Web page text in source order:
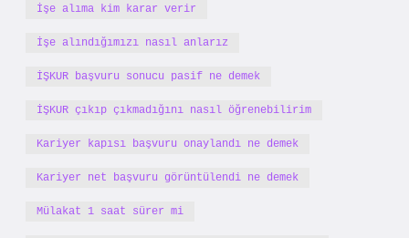
İşe alıma kim karar verir
İşe alındığımızı nasıl anlarız
İŞKUR başvuru sonucu pasif ne demek
İŞKUR çıkıp çıkmadığını nasıl öğrenebilirim
Kariyer kapısı başvuru onaylandı ne demek
Kariyer net başvuru görüntülendi ne demek
Mülakat 1 saat sürer mi